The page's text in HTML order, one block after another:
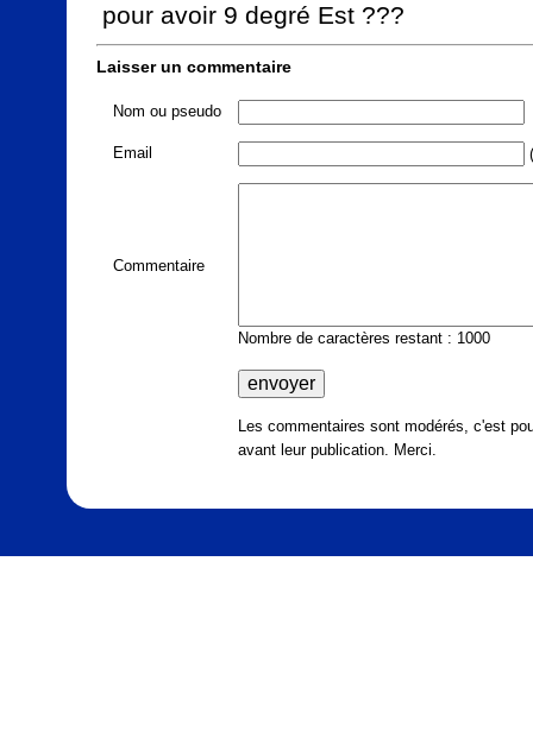
pour avoir 9 degré Est ???
Laisser un commentaire
Nom ou pseudo
Email
Commentaire
Nombre de caractères restant : 1000
Les commentaires sont modérés, c'est
avant leur publication. Merci.